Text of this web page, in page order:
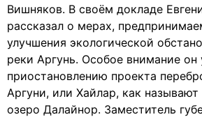
Вишняков. В своём докладе
рассказал о мерах,
улучшения экологической
реки Аргунь. Особое внимание он
приостановлению проекта
Аргуни, или Хайлар, как
озеро Далайнор. Заместитель